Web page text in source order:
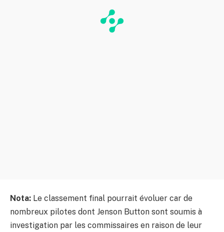
Nota: Le classement final pourrait évoluer car de
nombreux pilotes dont Jenson Button sont soumis à
investigation par les commissaires en raison de leur